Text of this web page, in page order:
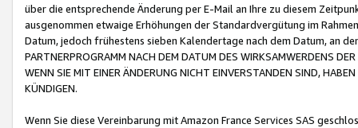
über die entsprechende Änderung per E-Mail an Ihre zu diesem
ausgenommen etwaige Erhöhungen der Standardvergütung im
Datum, jedoch frühestens sieben Kalendertage nach dem Datum, an
PARTNERPROGRAMM NACH DEM DATUM DES WIRKSAMWERDENS
WENN SIE MIT EINER ÄNDERUNG NICHT EINVERSTANDEN SIND,
KÜNDIGEN.
Wenn Sie diese Vereinbarung mit Amazon France Services SAS